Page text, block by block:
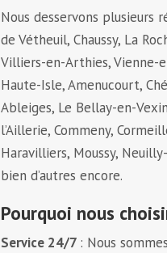
Nous desservons plusieurs
de Vétheuil, Chaussy, La
Villiers-en-Arthies, Vienne-
Haute-Isle, Amenucourt,
Ableiges, Le Bellay-en-
l’Aillerie, Commeny,
Haravilliers, Moussy,
bien d’autres encore.
Pourquoi nous
Service 24/7 : Nous